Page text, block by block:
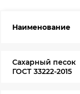
Наименование
Сахарный песок
ГОСТ 33222-2015